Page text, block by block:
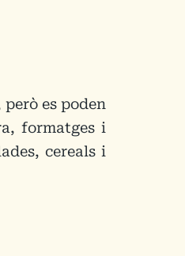
es poden
formatges i
cereals i